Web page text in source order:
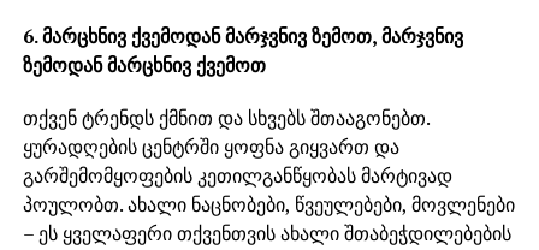
6. მარცხნივ ქვემოდან მარჯვნივ ზემოთ, მარჯვნივ
ზემოდან მარცხნივ ქვემოთ
თქვენ ტრენდს ქმნით და სხვებს შთააგონებთ.
ყურადღების ცენტრში ყოფნა გიყვართ და
გარშემომყოფების კეთილგანწყობას მარტივად
პოულობთ. ახალი ნაცნობები, წვეულებები, მოვლენები
– ეს ყველაფერი თქვენთვის ახალი შთაბეჭდილებების